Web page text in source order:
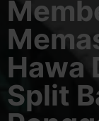
Hawa
Split